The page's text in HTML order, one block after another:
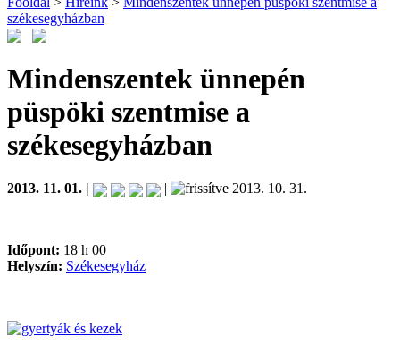
székesegyházban
Mindenszentek ünnepén
püspöki szentmise a
székesegyházban
2013. 11. 01. | | 2013. 10. 31.
Időpont: 18 h 00
Helyszín: Székesegyház